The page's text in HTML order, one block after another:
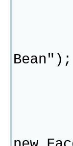
//通
Bean");
//有错